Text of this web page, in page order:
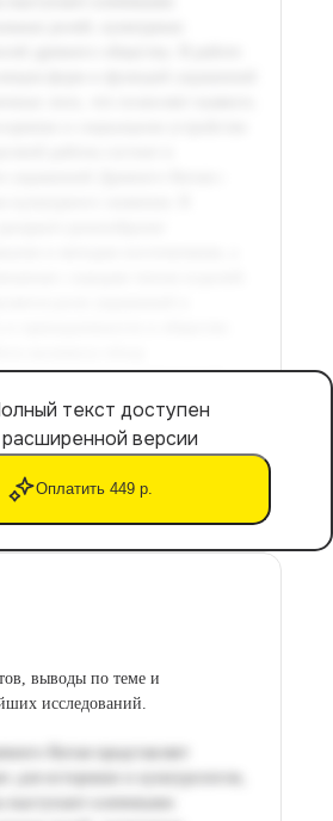
текст доступен
версии
Оплатить 449 р.
выводы по теме и
исследований.